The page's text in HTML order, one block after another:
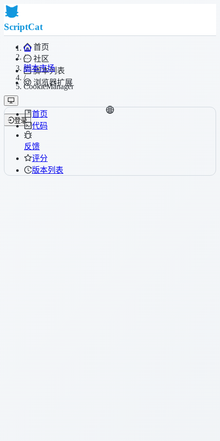
ScriptCat
首页
社区
脚本列表
浏览器扩展
登录
/
脚本市场
/
CookieManager
首页
代码
反馈
评分
版本列表